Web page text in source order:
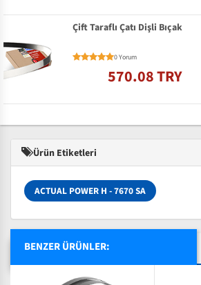
Çift Taraflı Çatı Dişli Bıçak
0 Yorum
570.08 TRY
Ürün Etiketleri
ACTUAL POWER H - 7670 SA
BENZER ÜRÜNLER: